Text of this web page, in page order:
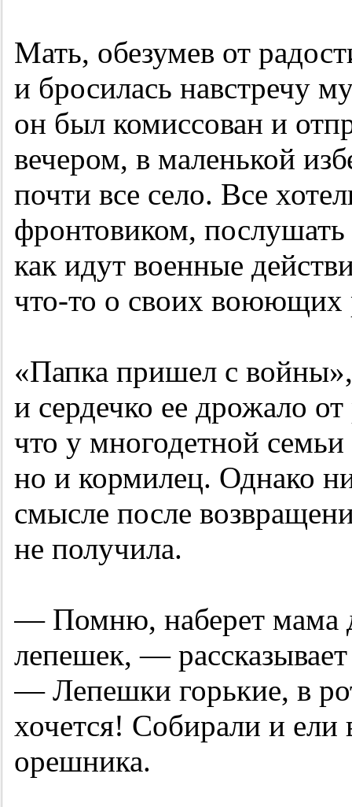
Мать, обезумев от
и бросилась навстречу
он был комиссован и
вечером, в маленькой
почти все село. Все
фронтовиком, послушать
как идут военные
что-то о своих воюющих
«Папка пришел с
и сердечко ее дрожало
что у многодетной
но и кормилец. Однако
смысле после
не получила.
— Помню, наберет мама
лепешек, —
— Лепешки горькие, в
хочется! Собирали и ели
орешника.